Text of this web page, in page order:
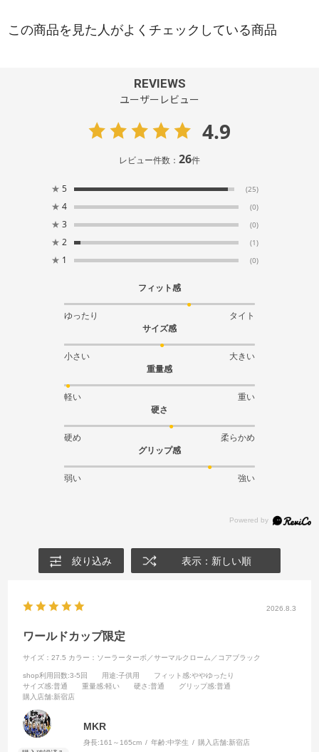
REVIEWS
ユーザーレビュー
4.9
レビュー件数： 26件
★ 5 (25)
★ 4 (0)
★ 3 (0)
★ 2 (1)
★ 1 (0)
フィット感
ゆったり
タイト
サイズ感
小さい
大きい
重量感
軽い
重い
硬さ
硬め
柔らかめ
グリップ感
弱い 強い
絞り込み 表示：新しい順
2026.8.3
ワールドカップ限定
サイズ：27.5 カラー：ソーラーターボ／サーマルクローム／コアブラック
shop利用回数:3-5回 用途:子供用 フィット感:ややゆったり
サイズ感:普通 重量感:軽い 硬さ :普通 グリップ感:普通
購入店舗:新宿店
MKR
身長:161～165cm 年齢:中学生 購入店舗:新宿店